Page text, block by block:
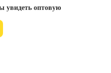
увидеть оптовую